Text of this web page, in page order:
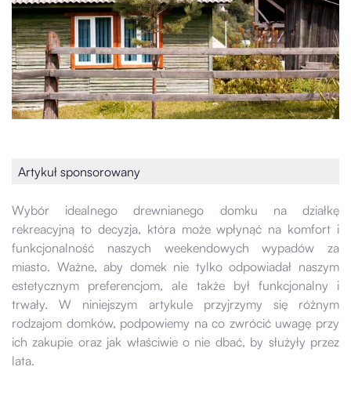
Artykuł sponsorowany
Wybór idealnego drewnianego domku na działkę
rekreacyjną to decyzja, która może wpłynąć na komfort i
funkcjonalność naszych weekendowych wypadów za
miasto. Ważne, aby domek nie tylko odpowiadał naszym
estetycznym preferencjom, ale także był funkcjonalny i
trwały. W niniejszym artykule przyjrzymy się różnym
rodzajom domków, podpowiemy na co zwrócić uwagę przy
ich zakupie oraz jak właściwie o nie dbać, by służyły przez
lata.